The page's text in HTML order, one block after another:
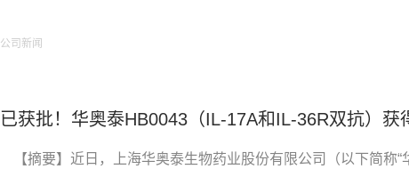
公司新闻
【摘要】近日，上海华奥泰生物药业股份有限公司（以下简称“